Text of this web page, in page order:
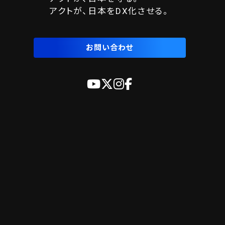
アクトが、日本をDX化させる。
お問い合わせ